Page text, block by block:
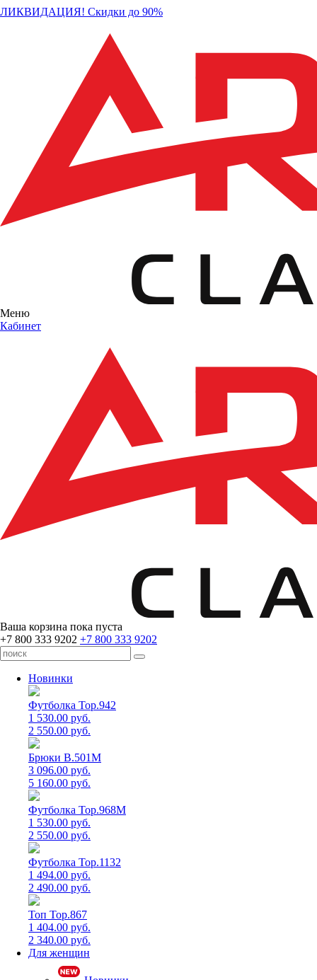
ЛИКВИДАЦИЯ! Скидки до 90%
Меню
Кабинет
Ваша корзина пока пуста
+7 800 333 9202 +7 800 333 9202
Новинки
Футболка Top.942
1 530.00 руб.
2 550.00 руб.
Брюки B.501M
3 096.00 руб.
5 160.00 руб.
Футболка Top.968M
1 530.00 руб.
2 550.00 руб.
Футболка Top.1132
1 494.00 руб.
2 490.00 руб.
Топ Top.867
1 404.00 руб.
2 340.00 руб.
Для женщин